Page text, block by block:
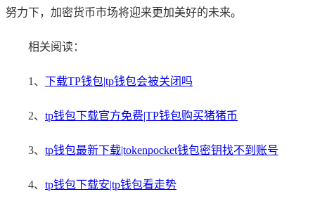
努力下，加密货币市场将迎来更加美好的未来。
相关阅读：
1、 下载TP钱包|tp钱包会被关闭吗
2、 tp钱包下载官方免费|TP钱包购买猪猪币
3、 tp钱包最新下载|tokenpocket钱包密钥找不到账号
4、 tp钱包下载安|tp钱包看走势